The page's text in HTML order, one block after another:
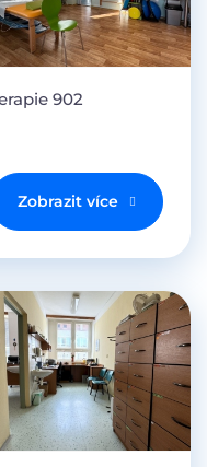
902
Zobrazit více